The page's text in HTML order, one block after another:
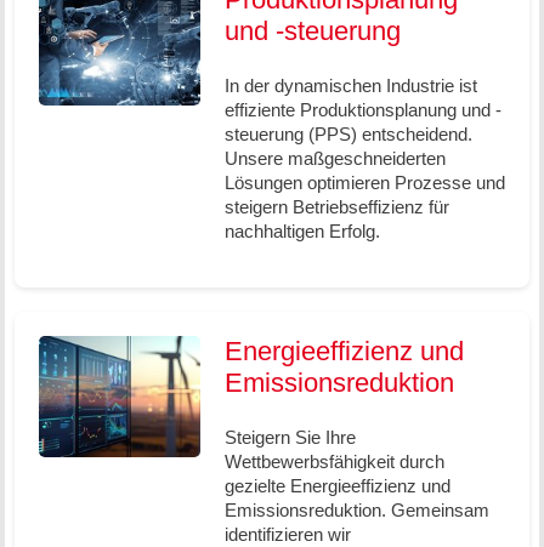
und -steuerung
In der dynamischen Industrie ist
effiziente Produktionsplanung und -
steuerung (PPS) entscheidend.
Unsere maßgeschneiderten
Lösungen optimieren Prozesse und
steigern Betriebseffizienz für
nachhaltigen Erfolg.
Energieeffizienz und
Emissionsreduktion
Steigern Sie Ihre
Wettbewerbsfähigkeit durch
gezielte Energieeffizienz und
Emissionsreduktion. Gemeinsam
identifizieren wir